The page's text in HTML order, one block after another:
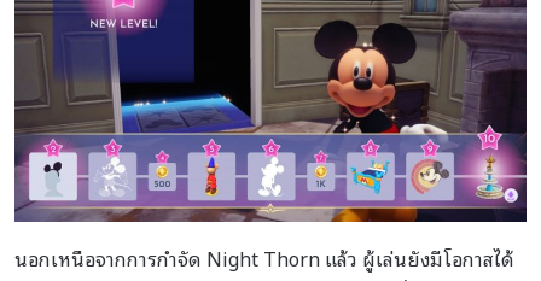
นอกเหนือจากการกำจัด Night Thorn แล้ว ผู้เล่นยังมีโอกาสได้